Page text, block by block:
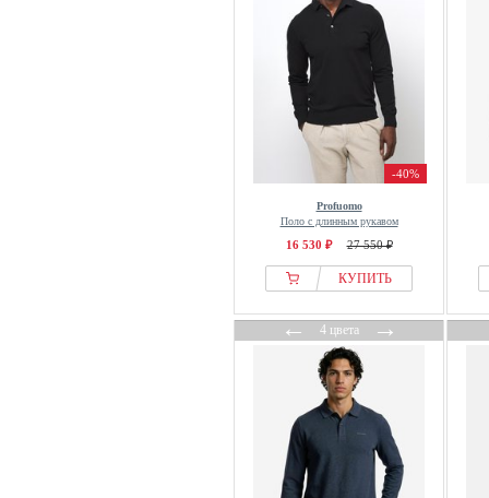
-40%
Profuomo
Поло с длинным рукавом
16 530 ₽ 27 550 ₽
КУПИТЬ
←4 цвета→